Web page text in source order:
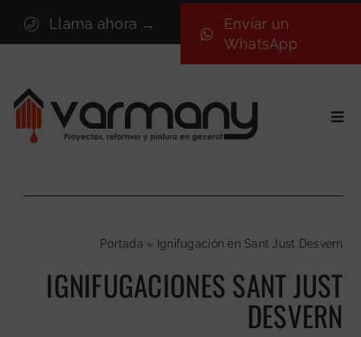
contenido
Llama ahora →
Enviar un
WhatsApp
Sectores
Nosotros
Portada » Ignifugación en Sant Just Desvern
IGNIFUGACIONES SANT JUST
DESVERN